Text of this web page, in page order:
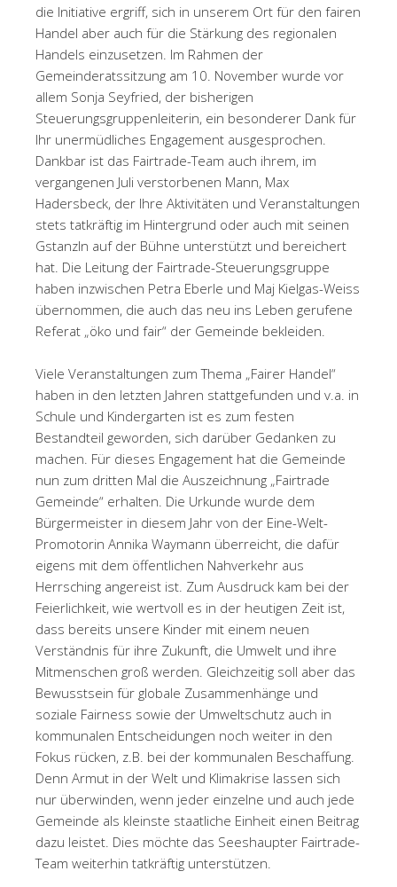
die Initiative ergriff, sich in unserem Ort für den fairen
Handel aber auch für die Stärkung des regionalen
Handels einzusetzen. Im Rahmen der
Gemeinderatssitzung am 10. November wurde vor
allem Sonja Seyfried, der bisherigen
Steuerungsgruppenleiterin, ein besonderer Dank für
Ihr unermüdliches Engagement ausgesprochen.
Dankbar ist das Fairtrade-Team auch ihrem, im
vergangenen Juli verstorbenen Mann, Max
Hadersbeck, der Ihre Aktivitäten und Veranstaltungen
stets tatkräftig im Hintergrund oder auch mit seinen
Gstanzln auf der Bühne unterstützt und bereichert
hat. Die Leitung der Fairtrade-Steuerungsgruppe
haben inzwischen Petra Eberle und Maj Kielgas-Weiss
übernommen, die auch das neu ins Leben gerufene
Referat „öko und fair“ der Gemeinde bekleiden.
Viele Veranstaltungen zum Thema „Fairer Handel“
haben in den letzten Jahren stattgefunden und v.a. in
Schule und Kindergarten ist es zum festen
Bestandteil geworden, sich darüber Gedanken zu
machen. Für dieses Engagement hat die Gemeinde
nun zum dritten Mal die Auszeichnung „Fairtrade
Gemeinde“ erhalten. Die Urkunde wurde dem
Bürgermeister in diesem Jahr von der Eine-Welt-
Promotorin Annika Waymann überreicht, die dafür
eigens mit dem öffentlichen Nahverkehr aus
Herrsching angereist ist. Zum Ausdruck kam bei der
Feierlichkeit, wie wertvoll es in der heutigen Zeit ist,
dass bereits unsere Kinder mit einem neuen
Verständnis für ihre Zukunft, die Umwelt und ihre
Mitmenschen groß werden. Gleichzeitig soll aber das
Bewusstsein für globale Zusammenhänge und
soziale Fairness sowie der Umweltschutz auch in
kommunalen Entscheidungen noch weiter in den
Fokus rücken, z.B. bei der kommunalen Beschaffung.
Denn Armut in der Welt und Klimakrise lassen sich
nur überwinden, wenn jeder einzelne und auch jede
Gemeinde als kleinste staatliche Einheit einen Beitrag
dazu leistet. Dies möchte das Seeshaupter Fairtrade-
Team weiterhin tatkräftig unterstützen.